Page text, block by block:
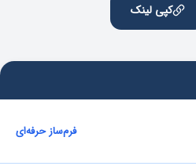
فرم‌ساز حرفه‌ای
کپی لینک